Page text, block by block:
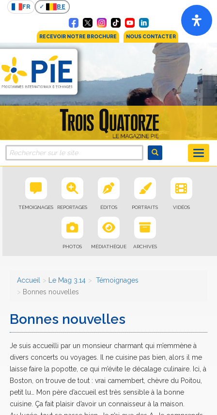
FR BE
RECEVOIR NOTRE BROCHURE NOUS CONTACTER
TÉMOIGNAGES REPORTAGES ÉDITOS PORTRAITS VIDÉOS
PHOTOS MÉDIATHÈQUE ARCHIVES
Accueil Le Mag 3.14
Témoignages
Bonnes nouvelles
Bonnes nouvelles
Je suis accueilli par un monsieur charmant qui m’emmène à
divers concerts ou voyages. Il ne cuisine pas bien, alors il me
laisse faire la popotte, ce qui m’évite le décalage culinaire. Ici, à
Boston, on trouve de tout : vrai camembert, chèvre du Poitou,
petit lu… Mon père d’accueil est très sensible à la bonne
cuisine. Ça fait plaisir d’avoir un connaisseur à la maison.